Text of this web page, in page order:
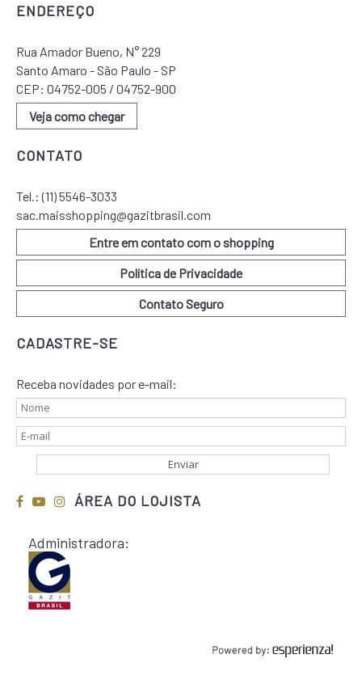
ENDEREÇO
Rua Amador Bueno, N° 229
Santo Amaro - São Paulo - SP
CEP: 04752-005 / 04752-900
Veja como chegar
CONTATO
Tel.:(11) 5546-3033
sac.maisshopping@gazitbrasil.com
Entre em contato com o shopping
Política de Privacidade
Contato Seguro
CADASTRE-SE
Receba novidades por e-mail:
ÁREA DO LOJISTA
Administradora: